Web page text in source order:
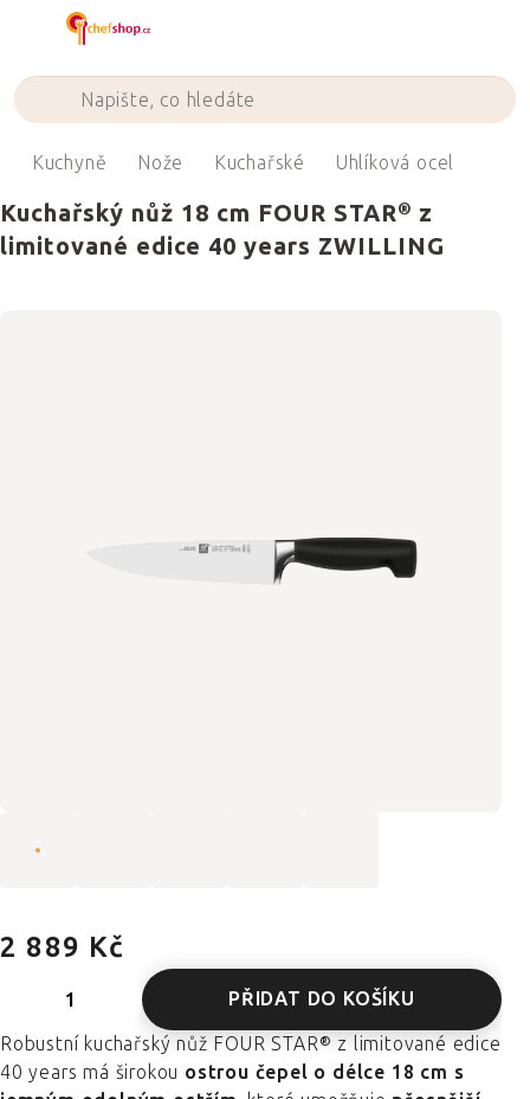
Kuchyně Nože Kuchařské Uhlíková ocel
Kuchařský nůž 18 cm FOUR STAR® z
limitované edice 40 years ZWILLING
2 889 Kč
PŘIDAT DO KOŠÍKU
Robustní kuchařský nůž FOUR STAR® z limitované edice
40 years má širokou ostrou čepel o délce 18 cm s